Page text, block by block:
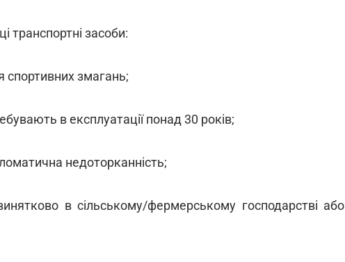
транспортні засоби:
спортивних змагань;
в експлуатації понад 30 років;
недоторканність;
в сільському/фермерському господарстві або